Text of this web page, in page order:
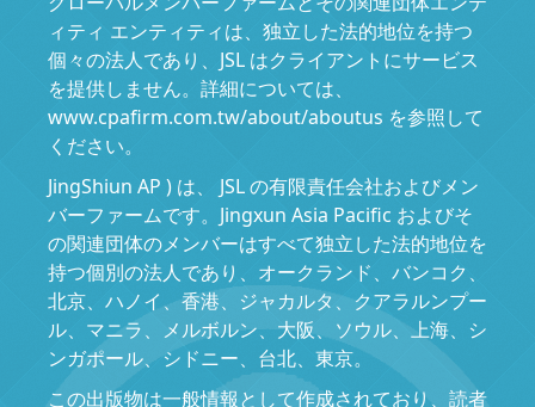
ィティ エンティティは、独立した法的地位を持つ
個々の法人であり、JSL はクライアントにサービス
を提供しません。詳細については、
www.cpafirm.com.tw/about/aboutus を参照して
ください。
JingShiun AP ) は、 JSL の有限責任会社およびメン
バーファームです。Jingxun Asia Pacific およびそ
の関連団体のメンバーはすべて独立した法的地位を
持つ個別の法人であり、オークランド、バンコク、
北京、ハノイ、香港、ジャカルタ、クアラルンプー
ル、マニラ、メルボルン、大阪、ソウル、上海、シ
ンガポール、シドニー、台北、東京。
この出版物は一般情報として作成されており、読者